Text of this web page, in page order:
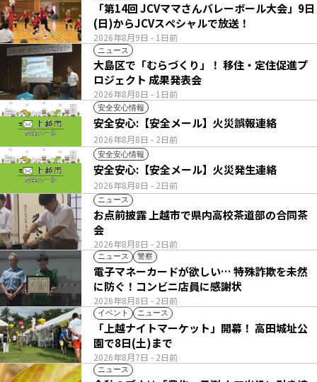
2026年8月9日 - 1日前
「第14回 JCVママさんバレーボール大会」9日
(日)からJCVスペシャルで放送！
ニュース
2026年8月8日 - 1日前
大島区で「むらづくり」！ 移住・定住促進プ
ロジェクト 成果発表会
安全安心情報
2026年8月8日 - 2日前
安全安心:【安全メール】火災誤報連絡
安全安心情報
2026年8月8日 - 2日前
安全安心:【安全メール】火災発生連絡
ニュース
2026年8月8日 - 2日前
お点前披露 上越市で県内高校茶道部の合同茶
会
ニュース 警察
2026年8月8日 - 2日前
電子マネーカードが欲しい… 特殊詐欺を未然
に防ぐ！コンビニ店員に感謝状
イベント ニュース
2026年8月7日 - 2日前
「上越ナイトマーケット」開幕！ 高田城址公
園で8日(土)まで
ニュース